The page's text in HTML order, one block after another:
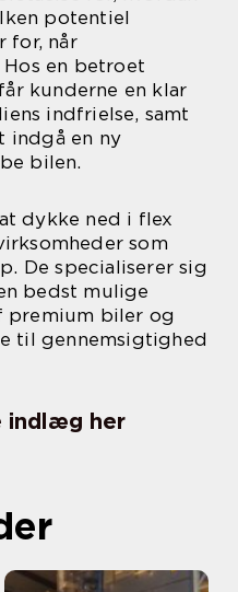
potentiel
for, når
en betroet
kunderne en klar
indfrielse, samt
indgå en ny
bilen.
dykke ned i flex
som
De specialiserer sig
bedst mulige
premium biler og
til gennemsigtighed
indlæg her